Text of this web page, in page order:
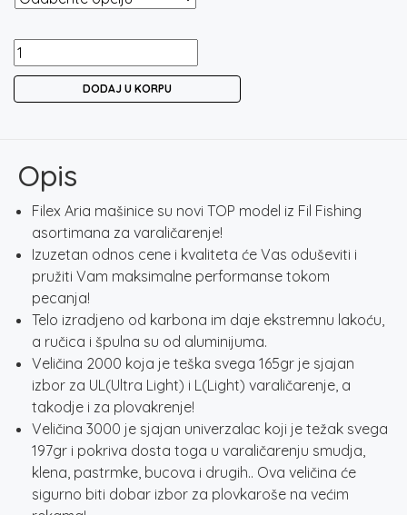
FILEX
ARIA
DODAJ U KORPU
Opis
Filex Aria mašinice su novi TOP model iz Fil Fishing
asortimana za varaličarenje!
Izuzetan odnos cene i kvaliteta će Vas oduševiti i
pružiti Vam maksimalne performanse tokom
pecanja!
Telo izradjeno od karbona im daje ekstremnu lakoću,
a ručica i špulna su od aluminijuma.
Veličina 2000 koja je teška svega 165gr je sjajan
izbor za UL(Ultra Light) i L(Light) varaličarenje, a
takodje i za plovakrenje!
Veličina 3000 je sjajan univerzalac koji je težak svega
197gr i pokriva dosta toga u varaličarenju smudja,
klena, pastrmke, bucova i drugih.. Ova veličina će
sigurno biti dobar izbor za plovkaroše na većim